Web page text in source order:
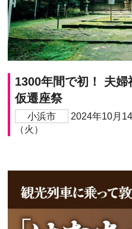
1300年間で初！ 夫
仮遷座祭
小浜市
2024年10月
（火）